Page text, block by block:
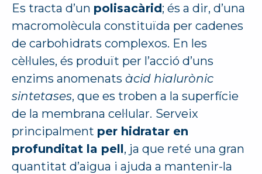
Es tracta d’un polisacàrid; és a dir, d’una
macromolècula constituïda per cadenes
de carbohidrats complexos. En les
cèl·lules, és produït per l’acció d’uns
enzims anomenats àcid hialurònic
sintetases, que es troben a la superfície
de la membrana cel·lular. Serveix
principalment per hidratar en
profunditat la pell, ja que reté una gran
quantitat d’aigua i ajuda a mantenir-la